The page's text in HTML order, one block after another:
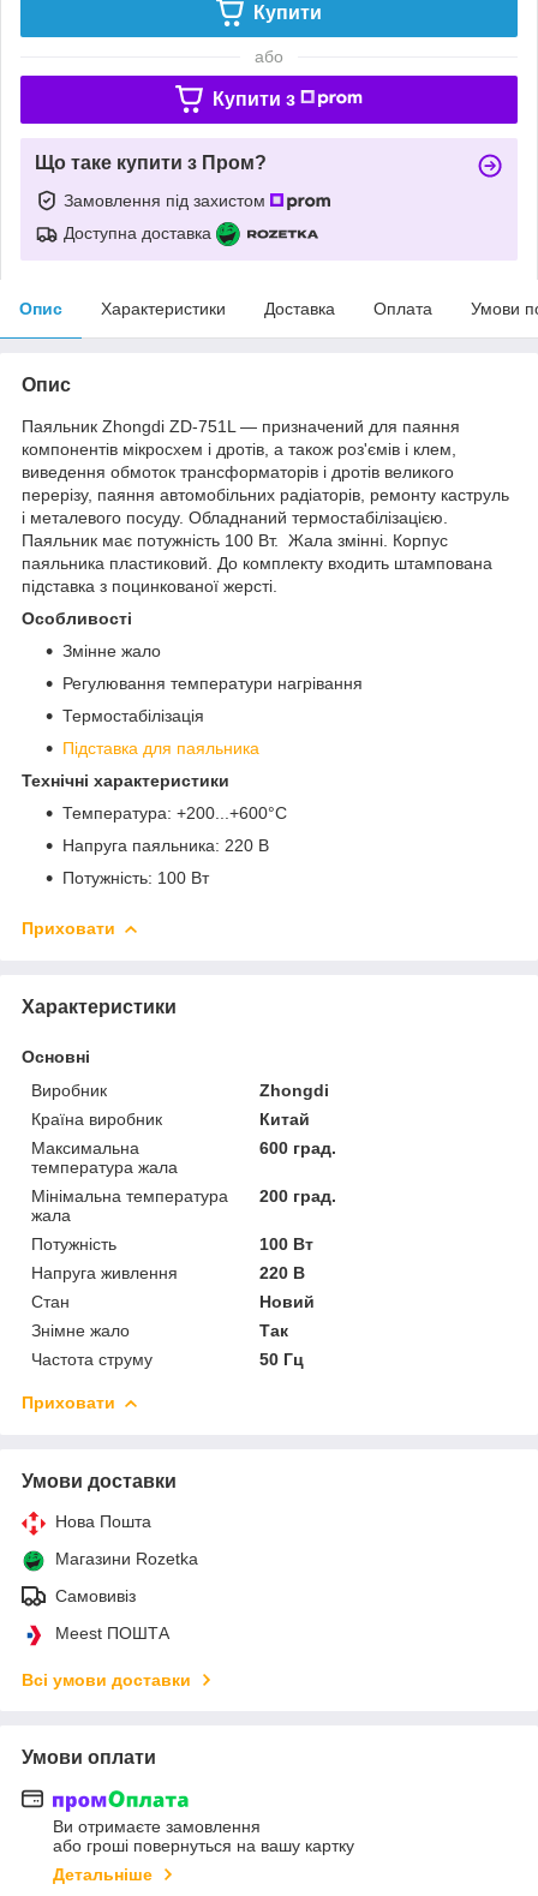
Купити
або
Купити з
Що таке купити з Пром?
Замовлення під захистом
Доступна доставка
Опис Характеристики Доставка Оплата Умови
Опис
Паяльник Zhongdi ZD-751L — призначений для паяння
компонентів мікросхем і дротів, а також роз'ємів і клем,
виведення обмоток трансформаторів і дротів великого
перерізу, паяння автомобільних радіаторів, ремонту каструль
і металевого посуду. Обладнаний термостабілізацією.
Паяльник має потужність 100 Вт. Жала змінні. Корпус
паяльника пластиковий. До комплекту входить штампована
підставка з поцинкованої жерсті.
Особливості
Змінне жало
Регулювання температури нагрівання
Термостабілізація
Підставка для паяльника
Технічні характеристики
Температура: +200...+600°C
Напруга паяльника: 220 В
Потужність: 100 Вт
Приховати
Характеристики
Основні
Виробник
Zhongdi
Країна виробник
Китай
Максимальна
температура жала
600 град.
Мінімальна температура
жала
200 град.
Потужність
100 Вт
Напруга живлення
220 В
Стан
Новий
Знімне жало
Так
Частота струму
50 Гц
Приховати
Умови доставки
Нова Пошта
Магазини Rozetka
Самовивіз
Meest ПОШТА
Всі умови доставки
Умови оплати
Ви отримаєте замовлення
або гроші повернуться на вашу картку
Детальніше